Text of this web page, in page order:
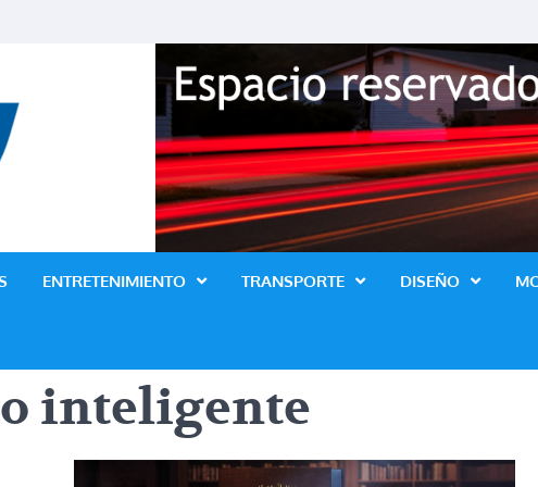
Revista Lo Ultimo
ENTRETENIMIENTO TRANSPORTE DISEÑO
inteligente